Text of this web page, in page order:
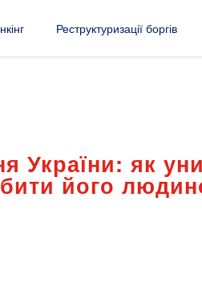
Реструктуризації боргів
України: як
його